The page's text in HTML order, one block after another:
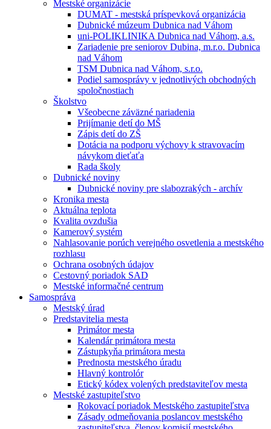
Mestské organizácie
DUMAT - mestská príspevková organizácia
Dubnické múzeum Dubnica nad Váhom
uni-POLIKLINIKA Dubnica nad Váhom, a.s.
Zariadenie pre seniorov Dubina, m.r.o. Dubnica
nad Váhom
TSM Dubnica nad Váhom, s.r.o.
Podiel samosprávy v jednotlivých obchodných
spoločnostiach
Školstvo
Všeobecne záväzné nariadenia
Prijímanie detí do MŠ
Zápis detí do ZŠ
Dotácia na podporu výchovy k stravovacím
návykom dieťaťa
Rada školy
Dubnické noviny
Dubnické noviny pre slabozrakých - archív
Kronika mesta
Aktuálna teplota
Kvalita ovzdušia
Kamerový systém
Nahlasovanie porúch verejného osvetlenia a mestského
rozhlasu
Ochrana osobných údajov
Cestovný poriadok SAD
Mestské informačné centrum
Samospráva
Mestský úrad
Predstavitelia mesta
Primátor mesta
Kalendár primátora mesta
Zástupkyňa primátora mesta
Prednosta mestského úradu
Hlavný kontrolór
Etický kódex volených predstaviteľov mesta
Mestské zastupiteľstvo
Rokovací poriadok Mestského zastupiteľstva
Zásady odmeňovania poslancov mestského